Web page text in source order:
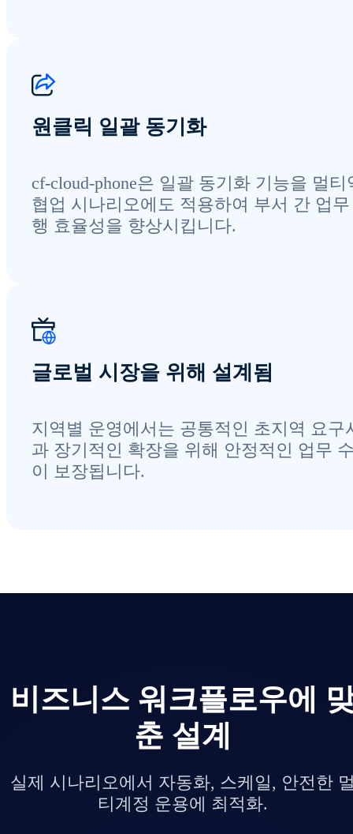
원클릭 일괄 동기화
cf-cloud-phone은 일괄 동기화 기능을 멀티
협업 시나리오에도 적용하여 부서 간 업
행 효율성을 향상시킵니다.
글로벌 시장을 위해 설계됨
지역별 운영에서는 공통적인 초지역 요구
과 장기적인 확장을 위해 안정적인 업무
이 보장됩니다.
비즈니스 워크플로우에
춘 설계
실제 시나리오에서 자동화, 스케일, 안전한
티계정 운용에 최적화.